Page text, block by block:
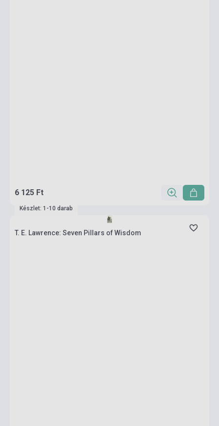
6 125 Ft
Készlet: 1-10 darab
T. E. Lawrence: Seven Pillars of Wisdom